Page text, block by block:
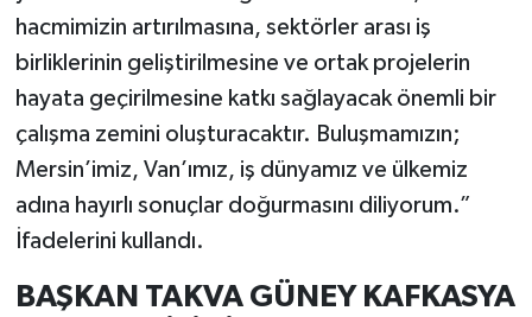
hacmimizin artırılmasına, sektörler arası iş
birliklerinin geliştirilmesine ve ortak projelerin
hayata geçirilmesine katkı sağlayacak önemli bir
çalışma zemini oluşturacaktır. Buluşmamızın;
Mersin’imiz, Van’ımız, iş dünyamız ve ülkemiz
adına hayırlı sonuçlar doğurmasını diliyorum.”
İfadelerini kullandı.
BAŞKAN TAKVA GÜNEY KAFKASYA